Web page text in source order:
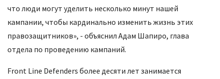
что люди могут уделить несколько минут нашей
кампании, чтобы кардинально изменить жизнь этих
правозащитников», - объяснил Адам Шапиро, глава
отдела по проведению кампаний.
Front Line Defenders более десяти лет занимается